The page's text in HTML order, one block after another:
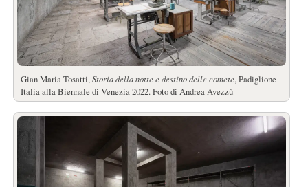
Gian Maria Tosatti,Storia della notte e destino delle comete, Padiglione
Italia alla Biennale di Venezia 2022. Foto di Andrea Avezzù